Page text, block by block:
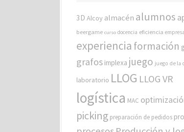
r
s
3D Alcoy almacén alumnos
beergame curso docencia eficiencia empresa
experiencia formación
grafos implexa juego juego de la
laboratorio LLOG LLOG VR
logística MAC
picking preparación de pedidos